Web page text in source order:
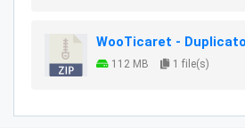
WooTicaret -
112 MB 1 file(s)